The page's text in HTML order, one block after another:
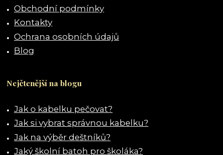
Obchodní podmínky
Kontakty
Ochrana osobních údajů
Blog
Nejčtenější na blogu
Jak o kabelku pečovat?
Jak si vybrat správnou kabelku?
Jak na výběr deštníků?
Jaký školní batoh pro školáka?